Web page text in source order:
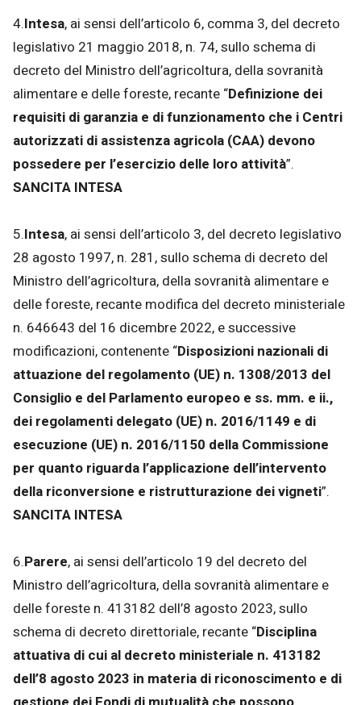
4.Intesa, ai sensi dell’articolo 6, comma 3, del decreto
legislativo 21 maggio 2018, n. 74, sullo schema di
decreto del Ministro dell’agricoltura, della sovranità
alimentare e delle foreste, recante “Definizione dei
requisiti di garanzia e di funzionamento che i Centri
autorizzati di assistenza agricola (CAA) devono
possedere per l’esercizio delle loro attività”.
SANCITA INTESA
5.Intesa, ai sensi dell’articolo 3, del decreto legislativo
28 agosto 1997, n. 281, sullo schema di decreto del
Ministro dell’agricoltura, della sovranità alimentare e
delle foreste, recante modifica del decreto ministeriale
n. 646643 del 16 dicembre 2022, e successive
modificazioni, contenente “Disposizioni nazionali di
attuazione del regolamento (UE) n. 1308/2013 del
Consiglio e del Parlamento europeo e ss. mm. e ii.,
dei regolamenti delegato (UE) n. 2016/1149 e di
esecuzione (UE) n. 2016/1150 della Commissione
per quanto riguarda l’applicazione dell’intervento
della riconversione e ristrutturazione dei vigneti”.
SANCITA INTESA
6.Parere, ai sensi dell’articolo 19 del decreto del
Ministro dell’agricoltura, della sovranità alimentare e
delle foreste n. 413182 dell’8 agosto 2023, sullo
schema di decreto direttoriale, recante “Disciplina
attuativa di cui al decreto ministeriale n. 413182
dell’8 agosto 2023 in materia di riconoscimento e di